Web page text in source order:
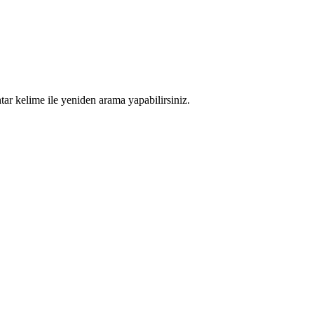
kelime ile yeniden arama yapabilirsiniz.